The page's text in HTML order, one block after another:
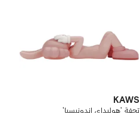
KAWS
تحفة 'هوليداي إندونيسيا'